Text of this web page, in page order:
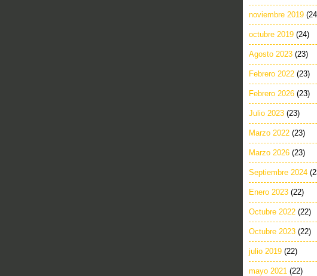
noviembre 2019
octubre 2019 (24)
Agosto 2023 (23)
Febrero 2022 (23)
Febrero 2026 (23)
Julio 2023 (23)
Marzo 2022 (23)
Marzo 2026 (23)
Septiembre 2024
Enero 2023 (22)
Octubre 2022 (22)
Octubre 2023 (22)
julio 2019 (22)
mayo 2021 (22)